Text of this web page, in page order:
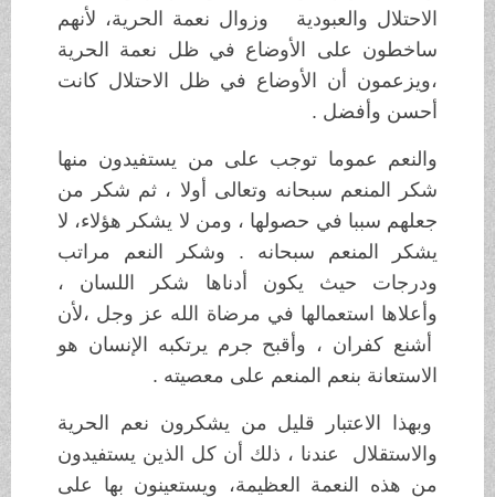
الاحتلال والعبودية وزوال نعمة الحرية، لأنهم
ساخطون على الأوضاع في ظل نعمة الحرية
،ويزعمون أن الأوضاع في ظل الاحتلال كانت
أحسن وأفضل .
والنعم عموما توجب على من يستفيدون منها
شكر المنعم سبحانه وتعالى أولا ، ثم شكر من
جعلهم سببا في حصولها ، ومن لا يشكر هؤلاء، لا
يشكر المنعم سبحانه . وشكر النعم مراتب
ودرجات حيث يكون أدناها شكر اللسان ،
وأعلاها استعمالها في مرضاة الله عز وجل ،لأن
أشنع كفران ، وأقبح جرم يرتكبه الإنسان هو
الاستعانة بنعم المنعم على معصيته .
وبهذا الاعتبار قليل من يشكرون نعم الحرية
والاستقلال عندنا ، ذلك أن كل الذين يستفيدون
من هذه النعمة العظيمة، ويستعينون بها على